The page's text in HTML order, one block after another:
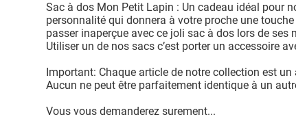
Sac à dos Mon Petit Lapin : Un cadeau idéal pour
personnalité qui donnera à votre proche une
passer inaperçue avec ce joli sac à dos lors de ses
Utiliser un de nos sacs c’est porter un accessoire
Important: Chaque article de notre collection est
Aucun ne peut être parfaitement identique à un
Vous vous demanderez surement...